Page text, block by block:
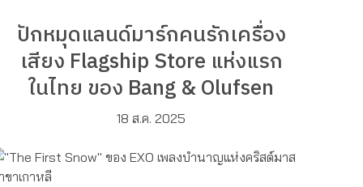
ปักหมุดแลนด์มาร์กคนรักเครื่อง
เสียง Flagship Store แห่งแรก
ในไทย ของ Bang & Olufsen
18 ส.ค. 2025